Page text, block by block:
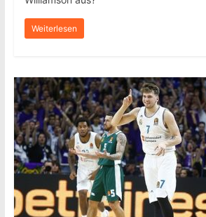
Weiterlesen